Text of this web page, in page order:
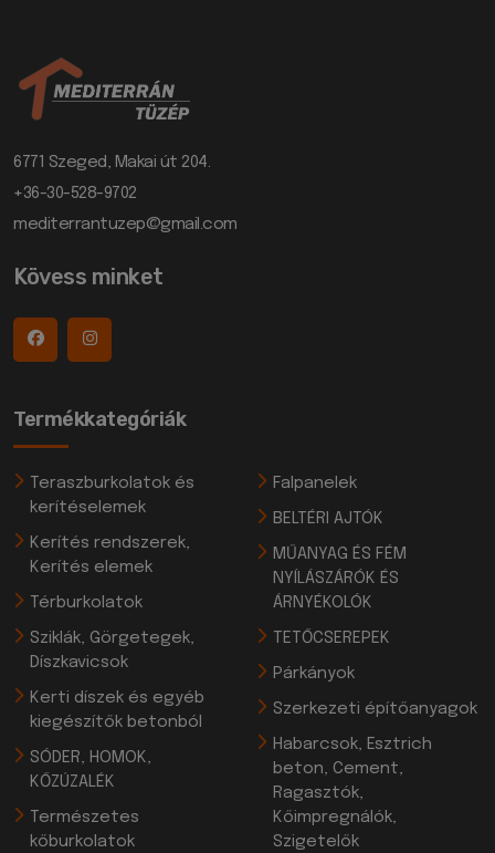
6771 Szeged, Makai út 204.
+36-30-528-9702
mediterrantuzep@gmail.com
Kövess minket
Termékkategóriák
Teraszburkolatok és
kerítéselemek
Kerítés rendszerek,
Kerítés elemek
Térburkolatok
Sziklák, Görgetegek,
Díszkavicsok
Kerti díszek és egyéb
kiegészítők betonból
SÓDER, HOMOK,
KŐZÚZALÉK
Természetes
kőburkolatok
Falpanelek
BELTÉRI AJTÓK
MŰANYAG ÉS FÉM
NYÍLÁSZÁRÓK ÉS
ÁRNYÉKOLÓK
TETŐCSEREPEK
Párkányok
Szerkezeti építőanyagok
Habarcsok, Esztrich
beton, Cement,
Ragasztók,
Kőimpregnálók,
Szigetelők